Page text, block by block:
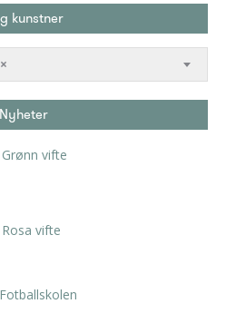
kunstner
×
Nyheter
vifte
vifte